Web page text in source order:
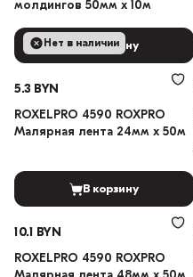
молдингов 50мм х 10м
В корзину
Нет в наличии
5.3 BYN
ROXELPRO 4590 ROXPRO
Малярная лента 24мм х 50м
В корзину
10.1 BYN
ROXELPRO 4590 ROXPRO